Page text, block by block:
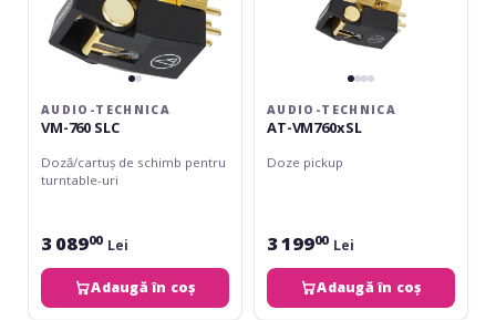
AUDIO-TECHNICA
VM-760 SLC
Doză/cartuș de schimb pentru
turntable-uri
3 08900 Lei
Adaugă în coș
AUDIO-TECHNICA
AT-VM760xSL
Doze pickup
3 19900 Lei
Adaugă în coș